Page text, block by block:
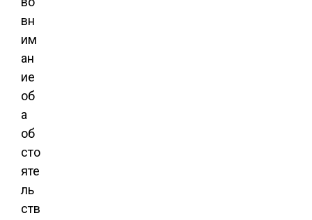
вн
им
ан
ие
об
а
об
сто
яте
ль
ств